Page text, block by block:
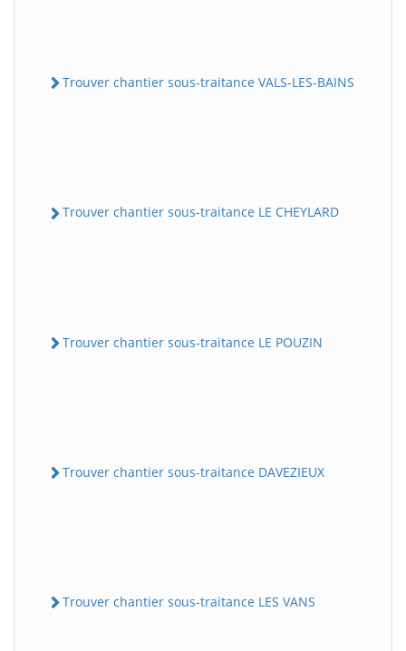
Trouver chantier sous-traitance VALS-LES-BAINS
Trouver chantier sous-traitance LE CHEYLARD
Trouver chantier sous-traitance LE POUZIN
Trouver chantier sous-traitance DAVEZIEUX
Trouver chantier sous-traitance LES VANS